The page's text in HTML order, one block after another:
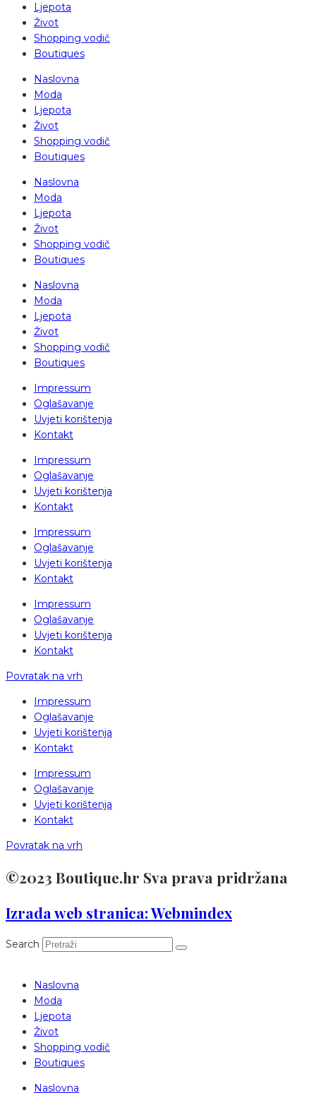
Ljepota
Život
Shopping vodič
Boutiques
Naslovna
Moda
Ljepota
Život
Shopping vodič
Boutiques
Naslovna
Moda
Ljepota
Život
Shopping vodič
Boutiques
Naslovna
Moda
Ljepota
Život
Shopping vodič
Boutiques
Impressum
Oglašavanje
Uvjeti korištenja
Kontakt
Impressum
Oglašavanje
Uvjeti korištenja
Kontakt
Impressum
Oglašavanje
Uvjeti korištenja
Kontakt
Impressum
Oglašavanje
Uvjeti korištenja
Kontakt
Povratak na vrh
Impressum
Oglašavanje
Uvjeti korištenja
Kontakt
Impressum
Oglašavanje
Uvjeti korištenja
Kontakt
Povratak na vrh
©2023 Boutique.hr Sva prava pridržana
Izrada web stranica: Webmindex
Search
Naslovna
Moda
Ljepota
Život
Shopping vodič
Boutiques
Naslovna